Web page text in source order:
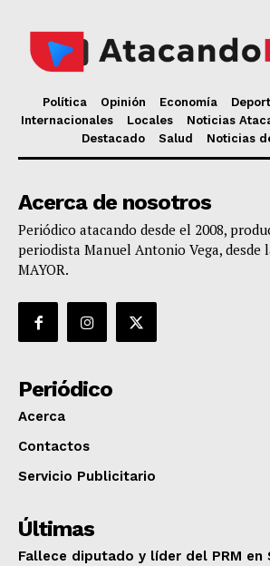
Política Opinión Economía
Internacionales
Locales Noticias
Destacado
Salud Noticias
Acerca de nosotros
Periódico atacando desde el 2008,
periodista Manuel Antonio Vega, desde
MAYOR.
Periódico
Acerca
Contactos
Servicio Publicitario
Últimas
Fallece diputado y líder del PRM en